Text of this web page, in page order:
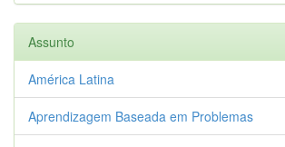
Assunto
América Latina
Aprendizagem Baseada em Problemas